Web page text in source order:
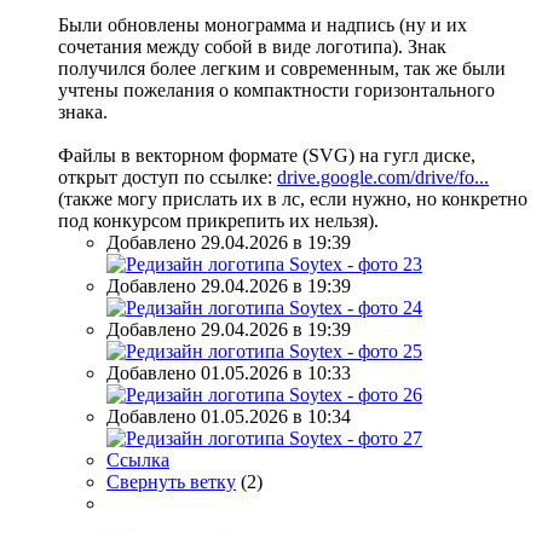
Были обновлены монограмма и надпись (ну и их
сочетания между собой в виде логотипа). Знак
получился более легким и современным, так же были
учтены пожелания о компактности горизонтального
знака.
Файлы в векторном формате (SVG) на гугл диске,
открыт доступ по ссылке: drive.google.com/drive/fo...
(также могу прислать их в лс, если нужно, но конкретно
под конкурсом прикрепить их нельзя).
Добавлено 29.04.2026 в 19:39
Добавлено 29.04.2026 в 19:39
Добавлено 29.04.2026 в 19:39
Добавлено 01.05.2026 в 10:33
Добавлено 01.05.2026 в 10:34
Ссылка
Свернуть ветку (2)